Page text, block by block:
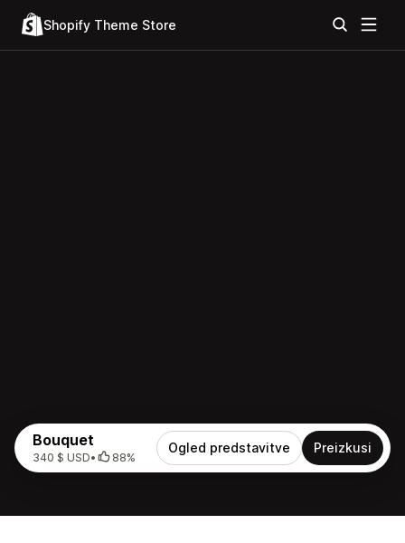
Shopify Theme Store
Bouquet
340 $ USD• 88%
Ogled predstavitve Preizkusi